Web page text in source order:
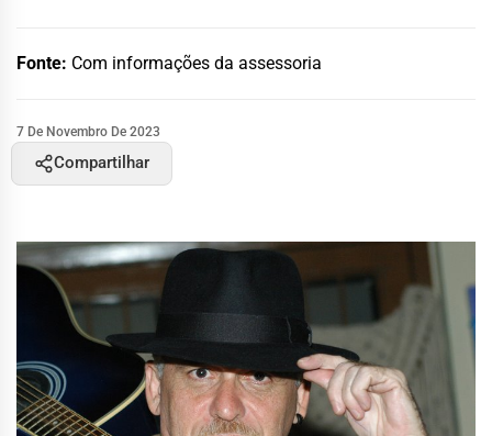
Fonte: Com informações da assessoria
7 De Novembro De 2023
Compartilhar